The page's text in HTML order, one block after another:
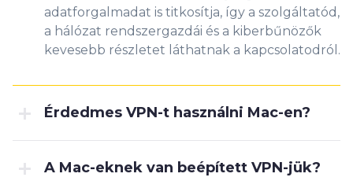
adatforgalmadat is titkosítja, így a szolgáltatód,
a hálózat rendszergazdái és a kiberbűnözők
kevesebb részletet láthatnak a kapcsolatodról.
Érdedmes VPN-t használni Mac-en?
A Mac-eknek van beépített VPN-jük?